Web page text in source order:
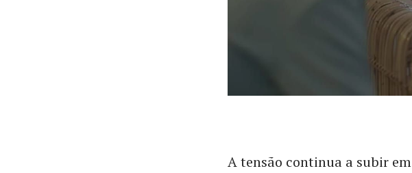
A tensão continua a subir em